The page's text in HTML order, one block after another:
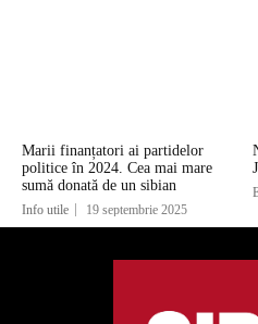
Marii finanțatori ai partidelor
politice în 2024. Cea mai mare
sumă donată de un sibian
Info utile 19 septembrie 2025